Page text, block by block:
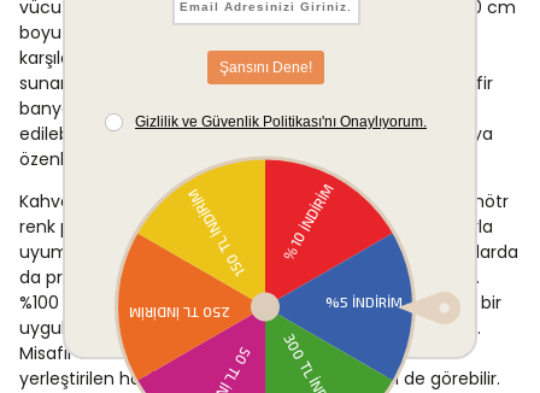
vücut kurulamak amacıyla kullanıma uygundur. 70x140 cm
boyutu, standart banyo havlusu işlevini tam anlamıyla
karşılar ve yetişkin kullanımı için yeterli bir örtme alanı
sunar. Ev banyolarında günlük kullanımın yanı sıra misafir
banyolarında dekoratif bir dokunuş olarak da tercih
edilebilir; kahverengi renk tonu ve saçak detayı, banyoya
özenli bir atmosfer katar.
Kahverengi renk tonu, özellikle doğal malzemelerin ve nötr
renk paletinin ön planda olduğu banyo dekorasyonlarıyla
uyum sağlar. Havuz kenarı veya spa ortamları gibi alanlarda
da pratik bir kullanım seçeneği olarak değerlendirilebilir.
%100 pamuk yapısı, farklı kullanım senaryolarında geniş bir
uygulanabilirlik sunar ve hassas ciltler için de uygundur.
Misafir odası banyolarında sunum amaçlı katlanarak
yerleştirilen havlu, dekoratif bir aksesuar işlevi de görebilir.